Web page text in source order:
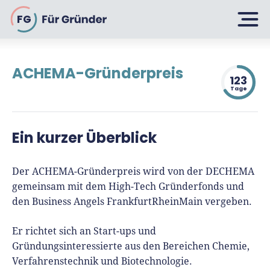
FG
Selbstständig machen
Bin ich ein Gründer?
Geschäftsmodell entwickeln
Businessplan schreiben
Businessplan-Vorlage & Muster
Gründen
Firma gründen: 10 Tipps
Rechtsform wählen
UG gründen
GmbH gründen
Wachsen
6 Tipps zum Start
Finanzieren
ACHEMA-Gründerpreis 123
Tage
Ein kurzer Überblick
Der ACHEMA-Gründerpreis wird von der DECHEMA
gemeinsam mit dem High-Tech Gründerfonds und
den Business Angels FrankfurtRheinMain vergeben.
Er richtet sich an Start-ups und
Gründungsinteressierte aus den Bereichen Chemie,
Verfahrenstechnik und Biotechnologie.